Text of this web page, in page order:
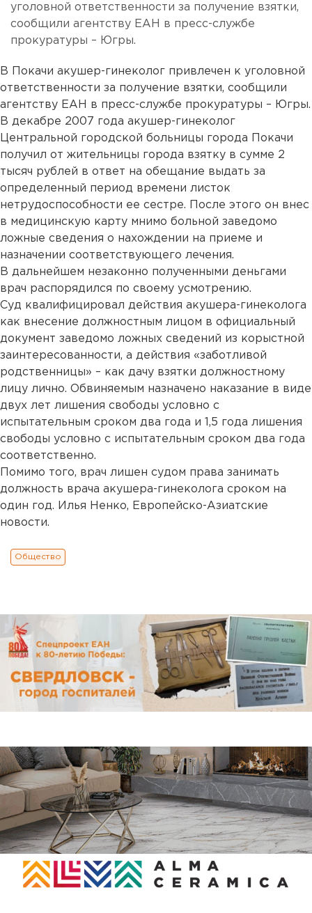
уголовной ответственности за получение взятки,
сообщили агентству ЕАН в пресс-службе
прокуратуры – Югры.
В Покачи акушер-гинеколог привлечен к уголовной
ответственности за получение взятки, сообщили
агентству ЕАН в пресс-службе прокуратуры – Югры.
В декабре 2007 года акушер-гинеколог
Центральной городской больницы города Покачи
получил от жительницы города взятку в сумме 2
тысяч рублей в ответ на обещание выдать за
определенный период времени листок
нетрудоспособности ее сестре. После этого он внес
в медицинскую карту мнимо больной заведомо
ложные сведения о нахождении на приеме и
назначении соответствующего лечения.
В дальнейшем незаконно полученными деньгами
врач распорядился по своему усмотрению.
Суд квалифицировал действия акушера-гинеколога
как внесение должностным лицом в официальный
документ заведомо ложных сведений из корыстной
заинтересованности, а действия «заботливой
родственницы» – как дачу взятки должностному
лицу лично. Обвиняемым назначено наказание в виде
двух лет лишения свободы условно с
испытательным сроком два года и 1,5 года лишения
свободы условно с испытательным сроком два года
соответственно.
Помимо того, врач лишен судом права занимать
должность врача акушера-гинеколога сроком на
один год. Илья Ненко, Европейско-Азиатские
новости.
Общество